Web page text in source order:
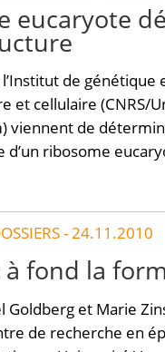
eucaryote
de génétique
et cellulaire (CNRS/
viennent de
ribosome
- 24.11.2010
fond la
Goldberg et Marie
de recherche en